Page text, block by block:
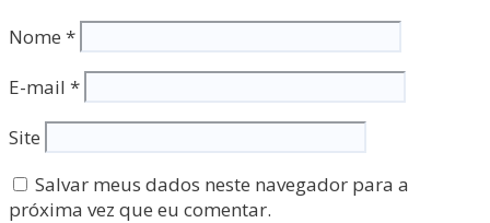
Nome *
E-mail *
Site
Salvar meus dados neste navegador para a
próxima vez que eu comentar.